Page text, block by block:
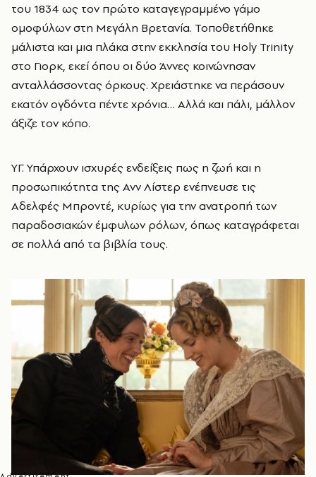
του 1834 ως τον πρώτο καταγεγραμμένο γάμο
ομοφύλων στη Μεγάλη Βρετανία. Τοποθετήθηκε
μάλιστα και μια πλάκα στην εκκλησία του Holy Trinity
στο Γιορκ, εκεί όπου οι δύο Άννες κοινώνησαν
ανταλλάσσοντας όρκους. Χρειάστηκε να περάσουν
εκατόν ογδόντα πέντε χρόνια… Αλλά και πάλι, μάλλον
άξιζε τον κόπο.
ΥΓ. Υπάρχουν ισχυρές ενδείξεις πως η ζωή και η
προσωπικότητα της Ανν Λίστερ ενέπνευσε τις
Αδελφές Μπροντέ, κυρίως για την ανατροπή των
παραδοσιακών έμφυλων ρόλων, όπως καταγράφεται
σε πολλά από τα βιβλία τους.